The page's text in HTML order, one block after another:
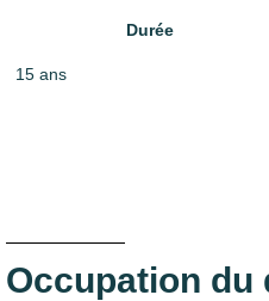
Durée
15 ans
Occupation du